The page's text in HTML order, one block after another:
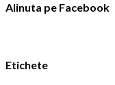
Alinuta pe Facebook
Etichete